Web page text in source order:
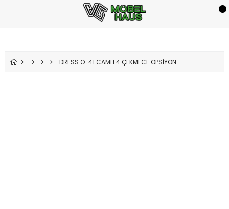
DRESS O-41 CAMLI 4 ÇEKMECE OPSİYON